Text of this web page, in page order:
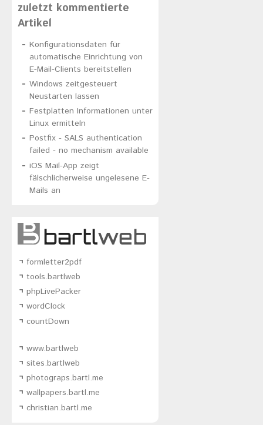
zuletzt kommentierte
Artikel
Konfigurationsdaten für
automatische Einrichtung von
E-Mail-Clients bereitstellen
Windows zeitgesteuert
Neustarten lassen
Festplatten Informationen unter
Linux ermitteln
Postfix - SALS authentication
failed - no mechanism available
iOS Mail-App zeigt
fälschlicherweise ungelesene E-
Mails an
formletter2pdf
tools.bartlweb
phpLivePacker
wordClock
countDown
www.bartlweb
sites.bartlweb
photograps.bartl.me
wallpapers.bartl.me
christian.bartl.me